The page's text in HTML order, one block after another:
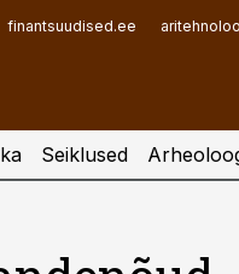
finantsuudised.ee
Seiklused